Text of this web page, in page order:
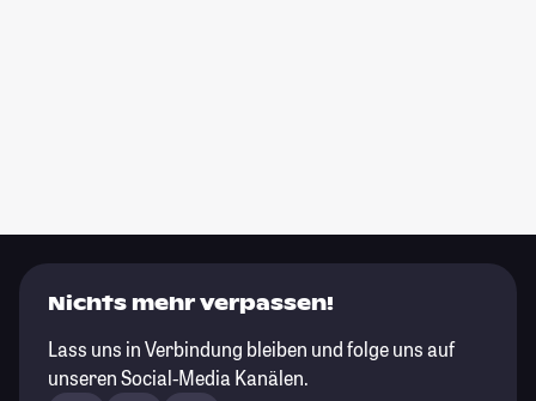
Nichts mehr verpassen!
Lass uns in Verbindung bleiben und folge uns auf
unseren Social-Media Kanälen.